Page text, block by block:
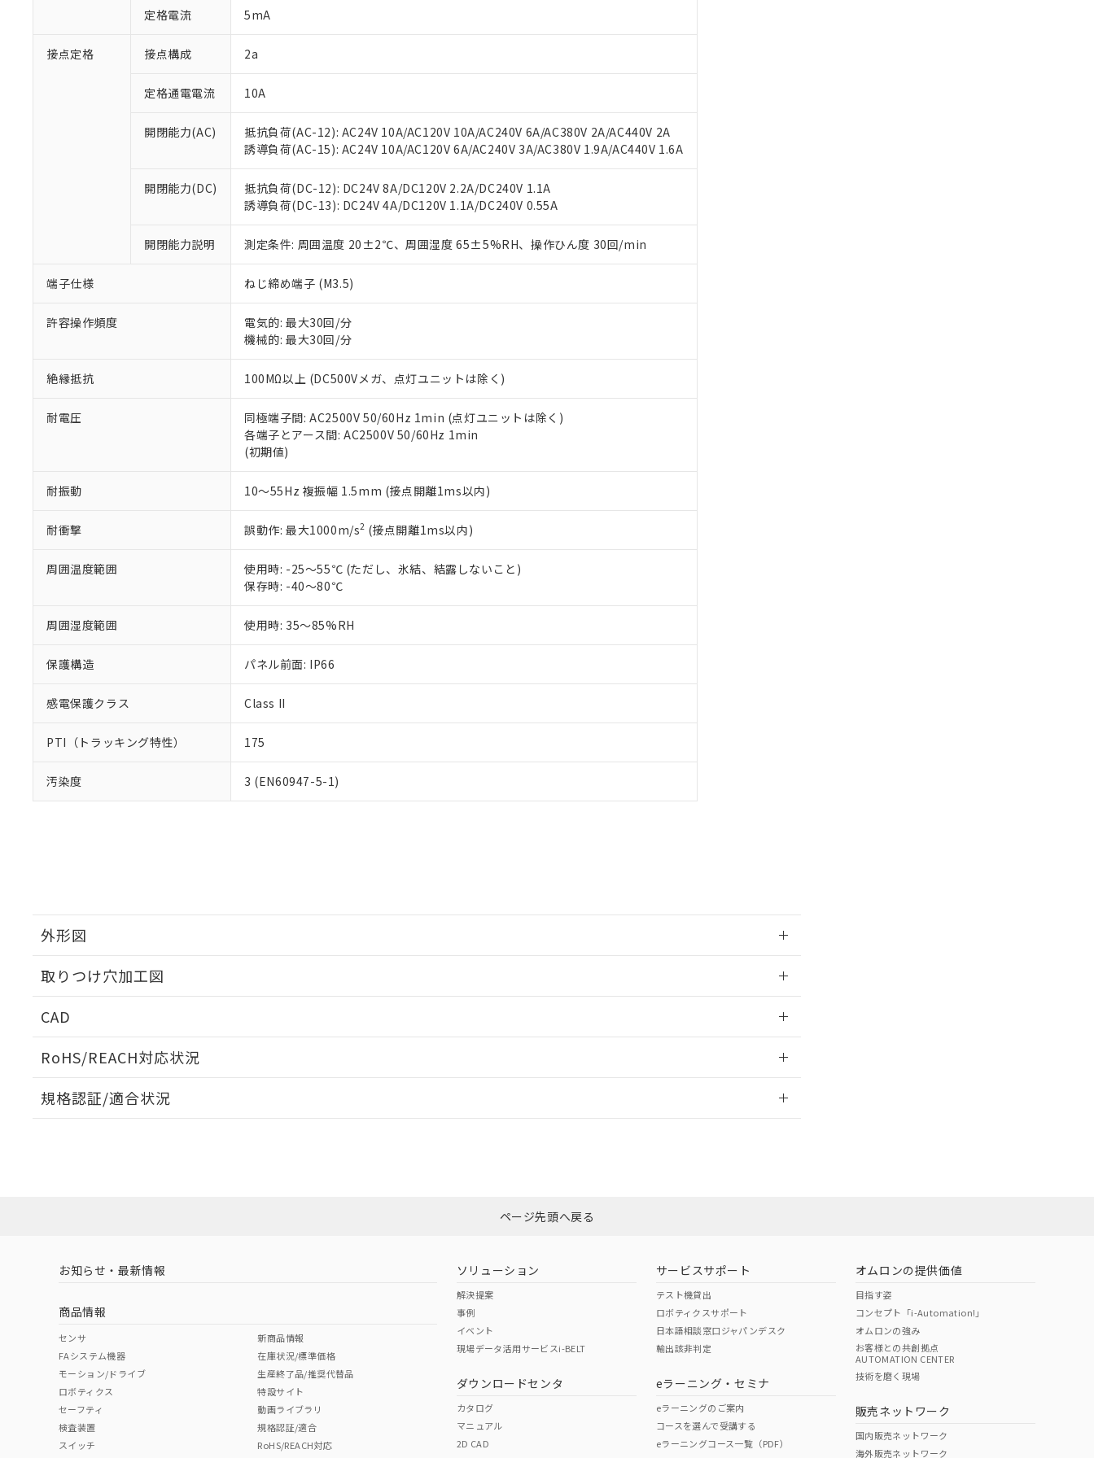
定格電流 5mA
接点定格 接点構成 2a
定格通電電流 10A
開閉能力(AC)
抵抗負荷(AC-12): AC24V 10A/AC120V 10A/AC240V 6A/AC380V 2A/AC440V 2A
誘導負荷(AC-15): AC24V 10A/AC120V 6A/AC240V 3A/AC380V 1.9A/AC440V 1.6A
開閉能力(DC)
抵抗負荷(DC-12): DC24V 8A/DC120V 2.2A/DC240V 1.1A
誘導負荷(DC-13): DC24V 4A/DC120V 1.1A/DC240V 0.55A
開閉能力説明 測定条件: 周囲温度 20±2℃、周囲湿度 65±5%RH、操作ひん度 30回/min
端子仕様 ねじ締め端子 (M3.5)
許容操作頻度
電気的: 最大30回/分
機械的: 最大30回/分
絶縁抵抗 100MΩ以上 (DC500Vメガ、点灯ユニットは除く)
耐電圧
同極端子間: AC2500V 50/60Hz 1min (点灯ユニットは除く)
各端子とアース間: AC2500V 50/60Hz 1min
(初期値)
耐振動 10～55Hz 複振幅 1.5mm (接点開離1ms以内)
耐衝撃 誤動作: 最大1000m/s2 (接点開離1ms以内)
周囲温度範囲
使用時: -25～55℃ (ただし、氷結、結露しないこと)
保存時: -40～80℃
周囲湿度範囲 使用時: 35～85%RH
保護構造 パネル前面: IP66
感電保護クラス Class II
PTI（トラッキング特性） 175
汚染度 3 (EN60947-5-1)
外形図
取りつけ穴加工図
CAD
RoHS/REACH対応状況
EU RoHS 注意事項・凡例
ダウンロードはこちら
中国 RoHS 注意事項・凡例
中国 RoHS表
Pb Hg Cr(VI)
O O
規格認証/適合状況
い。
正式な納期状況および標準価格はお客様のお取引先、またはお客様担当のオムロン制御機器販売店・
当社販売員にご相談ください。
オムロン制御機器販売店や当社販売拠点は「販売ネットワーク
」をご確認ください。
在庫状況および標準価格結果を当社の事前の承諾なく第三者に漏洩または開示しないようお願いしま
す。
マイパーツ機能（部品リスト作成サービス）をご利用いただくには、I-Webメンバーズにご登録され
お客様が当ウェブサイト上で当社にご登録された部品リストについて、当社および当社の共同利用者
が、当社の製品・サービスに関するお客様との取引・商談に必要な範囲で利用することをご了承くだ
さい。
※当社の共同利用者とは、"個人情報の共同利用に関して"
の「1.共同利用者の範囲」に記載されて
いる法人を指します。
但し、RoHS指令で産業用監視および制御機器に対する適用除外項目は除く。
※2 対応予定月
部品在庫の切り替え状況などにより、予定月が前後することがあります。
※3 非含有証明書ダウンロード
下記の非含有証明書をダウンロードすることができます。
EU RoHS指令（10物質）の非含有証明書
51物質の非含有証明書（当社基準）
※本証明書は発行日時点で非含有を証明するもので、過去に遡って非含有を証明するものではありません。
また、RoHS指令のフタル酸エステル類４物質の対応では、対応完了までの期間は出荷製品に未対応品が
混在することから備考欄に対応日を記載しておりました。
既に当社にて対応品への在庫切替を完了していることから、特段のことがない限り、2022年1月12日よ
り割愛しております。
「○」：最大均質材料含有率が中国RoHSの基準値以下であることを示します。
「×」：最大均質材料含有率が中国RoHSの基準値を超えていることを示します。
*中国RoHS10物質の基準値 (GB/T26572)：
Pb(鉛) :1000ppm、 Hg(水銀) : 1000ppm、 Cd(カドミウム) : 100ppm、
Cr(Ⅵ)(六価クロム) : 1000ppm、 PBBs(ポリ臭化ビフェニル類) : 1000ppm、 PBDEs(ポリ臭化ジフェニルエーテル類) : 1000ppm、
DBP(フタル酸ジブチル) : 1000ppm、 DIBP(フタル酸ジイソブチル) : 1000ppm、 BBP(フタル酸ブチルベンジル) : 1000ppm、
DEHP(フタル酸ビス(2-エチルヘキシル)) : 1000ppm
※2 環境保護使用期限
「ｅ」：有害物質（10物質）のすべてが基準値以下であることを示します。
「10」：通常の使用状況下において有害物質が外部に漏えいし、環境に深刻な影響を及ぼさない年数を意
味します。
当社は、これら貴社製品のうち、外国為替および外国貿易法に定める商品（以下｢規制貨物等」とい
当社は貴社製品を、核兵器、ミサイル、化学兵器、生物兵器またはその他武器並びにこれらの製造装
置等に一切使用いたしません。
当社は、貴社製品を第三者に販売する場合は、上記1、2および3の内容を当該第三者に通知します。
また当社は、販売先および販売に係わる関係者が違法に輸出するおそれがある場合は、取り引きをい
たしません。
号
○ 一定数以上の在庫あり
△ 一定数には満たないが在庫あり
－
在庫なし(最新の在庫状況については、お客様のお取引先、またはお客様担当のオムロン制御
機器販売店・当社販売員にご確認ください)
空
白
受注生産機種、また在庫状況の情報を公開していない機種
ページ先頭へ戻る
お知らせ・最新情報
商品情報
センサ
FAシステム機器
モーション/ドライブ
ロボティクス
セーフティ
検査装置
スイッチ
新商品情報
在庫状況/標準価格
生産終了品/推奨代替品
特設サイト
動画ライブラリ
規格認証/適合
RoHS/REACH対応
ソリューション
解決提案
事例
イベント
現場データ活用サービスi-BELT
ダウンロードセンタ
カタログ
マニュアル
2D CAD
サービスサポート
テスト機貸出
ロボティクスサポート
日本語相談窓口ジャパンデスク
輸出該非判定
eラーニング・セミナ
eラーニングのご案内
コースを選んで受講する
eラーニングコース一覧（PDF）
オムロンの提供価値
目指す姿
コンセプト「i-Automation!」
オムロンの強み
お客様との共創拠点
AUTOMATION CENTER
技術を磨く現場
販売ネットワーク
国内販売ネットワーク
海外販売ネットワーク